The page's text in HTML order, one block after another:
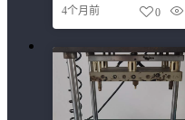
4个月前 0